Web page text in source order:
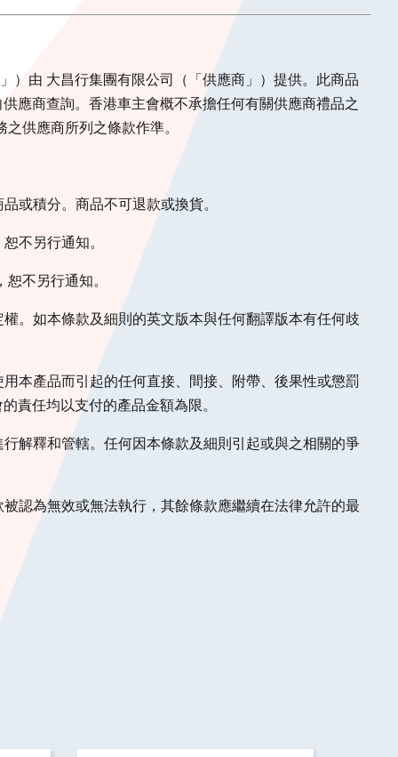
）由 大昌行集團有限公司（「供應商」）提供。此商品
應商查詢。香港車主會概不承擔任何有關供應商禮品之
供應商所列之條款作準。
或積分。商品不可退款或換貨。
不另行通知。
不另行通知。
。如本條款及細則的英文版本與任何翻譯版本有任何歧
本產品而引起的任何直接、間接、附帶、後果性或懲罰
責任均以支付的產品金額為限。
解釋和管轄。任何因本條款及細則引起或與之相關的爭
認為無效或無法執行，其餘條款應繼續在法律允許的最